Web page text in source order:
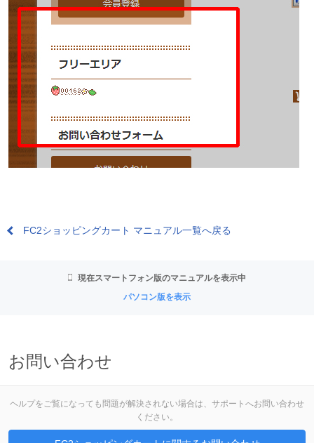
FC2ショッピングカート マニュアル一覧へ戻る
現在スマートフォン版のマニュアルを表示中
パソコン版を表示
お問い合わせ
ヘルプをご覧になっても問題が解決されない場合は、サポートへお問い合わせ
ください。